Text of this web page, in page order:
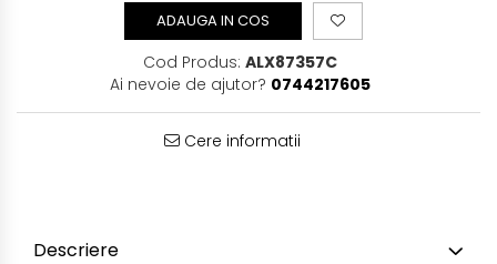
ADAUGA IN COS
Cod Produs: ALX87357C
Ai nevoie de ajutor? 0744217605
Cere informatii
Descriere